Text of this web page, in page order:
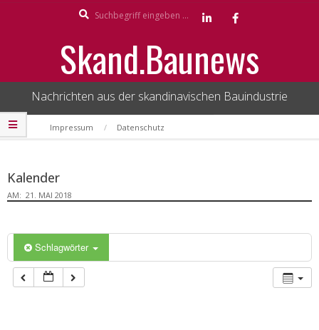
Skand.Baunews
Nachrichten aus der skandinavischen Bauindustrie
Secondary
Navigation
Impressum Datenschutz
Kalender
AM: 21. MAI 2018
Schlagwörter